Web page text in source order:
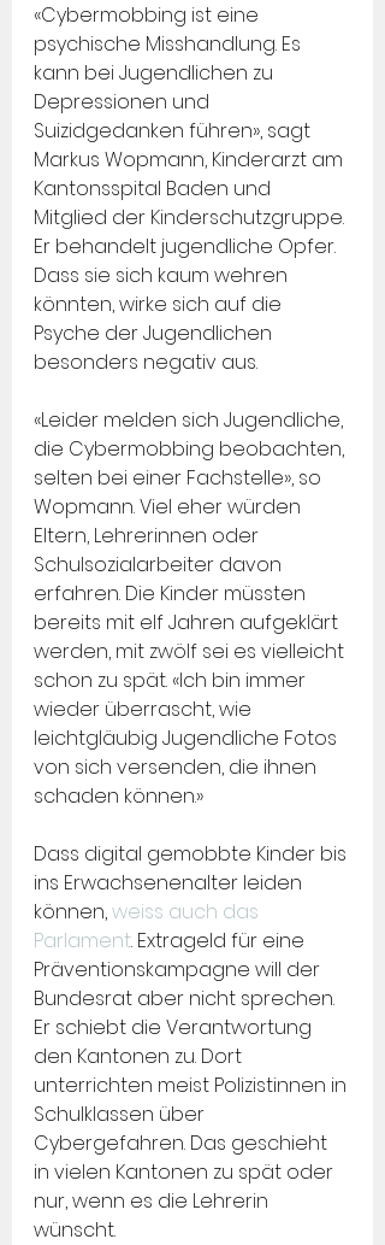
«Cybermobbing ist eine
psychische Misshandlung. Es
kann bei Jugendlichen zu
Depressionen und
Suizidgedanken führen», sagt
Markus Wopmann, Kinderarzt am
Kantonsspital Baden und
Mitglied der Kinderschutzgruppe.
Er behandelt jugendliche Opfer.
Dass sie sich kaum wehren
könnten, wirke sich auf die
Psyche der Jugendlichen
besonders negativ aus.
«Leider melden sich Jugendliche,
die Cybermobbing beobachten,
selten bei einer Fachstelle», so
Wopmann. Viel eher würden
Eltern, Lehrerinnen oder
Schulsozialarbeiter davon
erfahren. Die Kinder müssten
bereits mit elf Jahren aufgeklärt
werden, mit zwölf sei es vielleicht
schon zu spät. «Ich bin immer
wieder überrascht, wie
leichtgläubig Jugendliche Fotos
von sich versenden, die ihnen
schaden können.»
Dass digital gemobbte Kinder bis
ins Erwachsenenalter leiden
können, weiss auch das
Parlament. Extrageld für eine
Präventionskampagne will der
Bundesrat aber nicht sprechen.
Er schiebt die Verantwortung
den Kantonen zu. Dort
unterrichten meist Polizistinnen in
Schulklassen über
Cybergefahren. Das geschieht
in vielen Kantonen zu spät oder
nur, wenn es die Lehrerin
wünscht.